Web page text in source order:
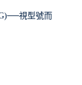
視型號而